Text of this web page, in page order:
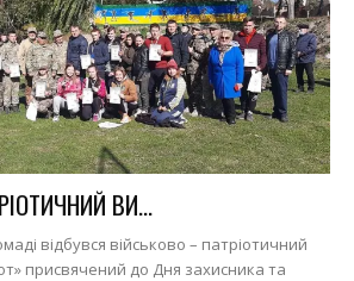
ВИ...
відбувся військово – патріотичний
присвячений до Дня захисника та